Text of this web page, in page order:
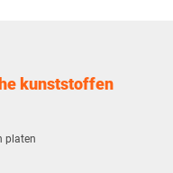
kunststoffen
platen